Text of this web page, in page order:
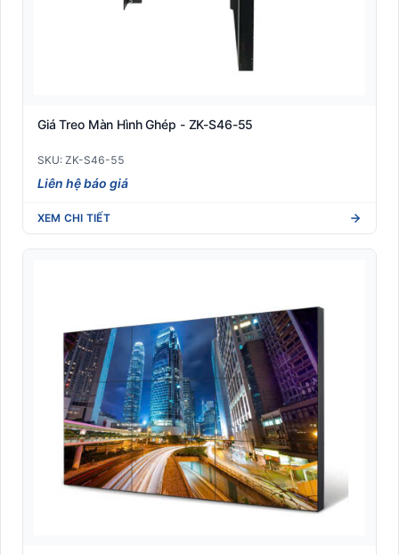
Giá Treo Màn Hình Ghép - ZK-S46-55
SKU: ZK-S46-55
Liên hệ báo giá
XEM CHI TIẾT